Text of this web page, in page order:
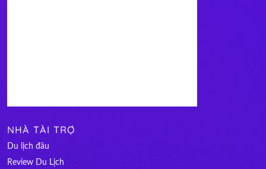
NHÀ TÀI TRỢ
Du lịch đâu
Review Du Lịch